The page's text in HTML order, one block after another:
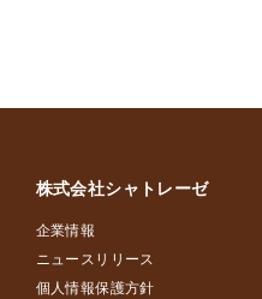
株式会社シャトレーゼ
企業情報
ニュースリリース
個人情報保護方針